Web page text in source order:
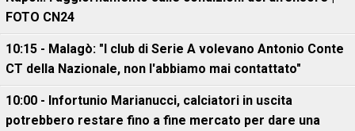
FOTO CN24
10:15 - Malagò: "I club di Serie A volevano Antonio Conte
CT della Nazionale, non l'abbiamo mai contattato"
10:00 - Infortunio Marianucci, calciatori in uscita
potrebbero restare fino a fine mercato per dare una